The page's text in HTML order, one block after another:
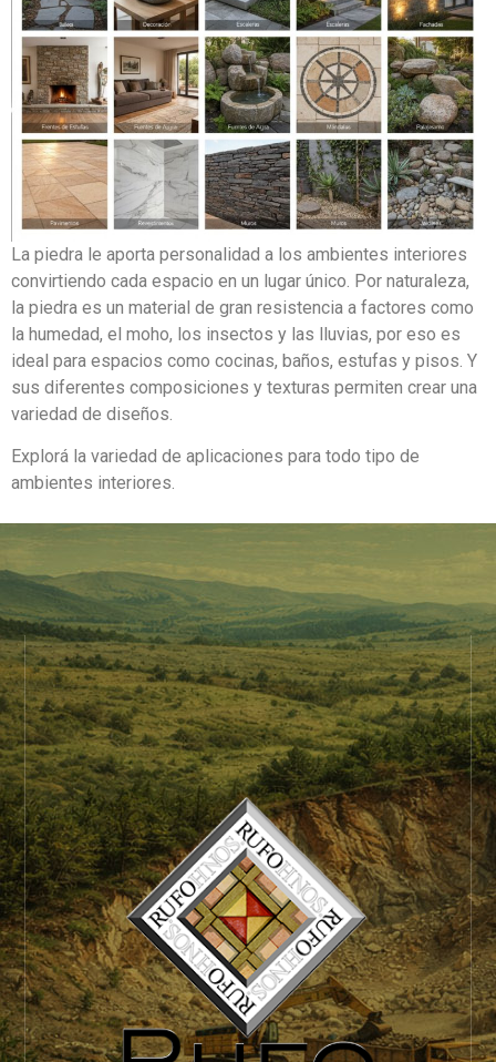
La piedra le aporta personalidad a los ambientes interiores
convirtiendo cada espacio en un lugar único. Por naturaleza,
la piedra es un material de gran resistencia a factores como
la humedad, el moho, los insectos y las lluvias, por eso es
ideal para espacios como cocinas, baños, estufas y pisos. Y
sus diferentes composiciones y texturas permiten crear una
variedad de diseños.
Explorá la variedad de aplicaciones para todo tipo de
ambientes interiores.